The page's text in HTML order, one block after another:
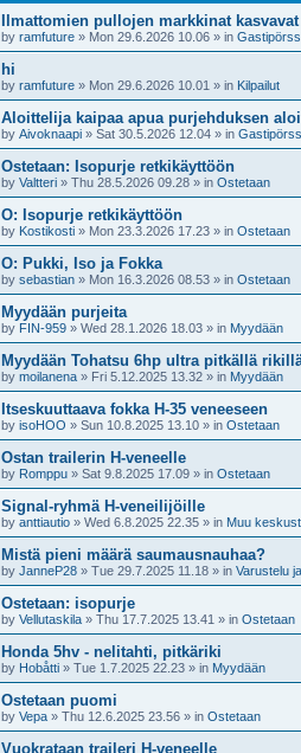
Ilmattomien pullojen markkinat
by ramfuture » Mon 29.6.2026 10.06 » in
hi
by ramfuture » Mon 29.6.2026 10.01 » in Kilpailut
Aloittelija kaipaa apua purjehduksen
by Aivoknaapi » Sat 30.5.2026 12.04 » in
Ostetaan: Isopurje retkikäyttöön
by Valtteri » Thu 28.5.2026 09.28 » in Ostetaan
O: Isopurje retkikäyttöön
by Kostikosti » Mon 23.3.2026 17.23 » in Ostetaan
O: Pukki, Iso ja Fokka
by sebastian » Mon 16.3.2026 08.53 » in Ostetaan
Myydään purjeita
by FIN-959 » Wed 28.1.2026 18.03 » in Myydään
Myydään Tohatsu 6hp ultra pitkällä
by moilanena » Fri 5.12.2025 13.32 » in Myydään
Itseskuuttaava fokka H-35 veneeseen
by isoHOO » Sun 10.8.2025 13.10 » in Ostetaan
Ostan trailerin H-veneelle
by Romppu » Sat 9.8.2025 17.09 » in Ostetaan
Signal-ryhmä H-veneilijöille
by anttiautio » Wed 6.8.2025 22.35 » in Muu
Mistä pieni määrä saumausnauhaa?
by JanneP28 » Tue 29.7.2025 11.18 » in Varustelu
Ostetaan: isopurje
by Vellutaskila » Thu 17.7.2025 13.41 » in Ostetaan
Honda 5hv - nelitahti, pitkäriki
by Hobåtti » Tue 1.7.2025 22.23 » in Myydään
Ostetaan puomi
by Vepa » Thu 12.6.2025 23.56 » in Ostetaan
Vuokrataan traileri H-veneelle